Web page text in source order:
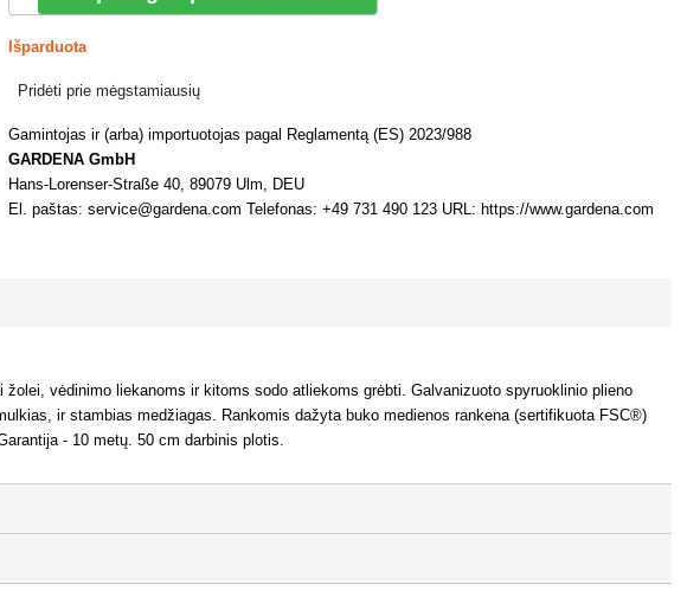
Išparduota
Pridėti prie mėgstamiausių
Gamintojas ir (arba) importuotojas pagal Reglamentą (ES) 2023/988
GARDENA GmbH
Hans-Lorenser-Straße 40, 89079 Ulm, DEU
El. paštas: service@gardena.com Telefonas: +49 731 490 123 URL: https://www.gardena.com
vėdinimo liekanoms ir kitoms sodo atliekoms grėbti. Galvanizuoto spyruoklinio plieno
ir stambias medžiagas. Rankomis dažyta buko medienos rankena (sertifikuota FSC®)
- 10 metų. 50 cm darbinis plotis.